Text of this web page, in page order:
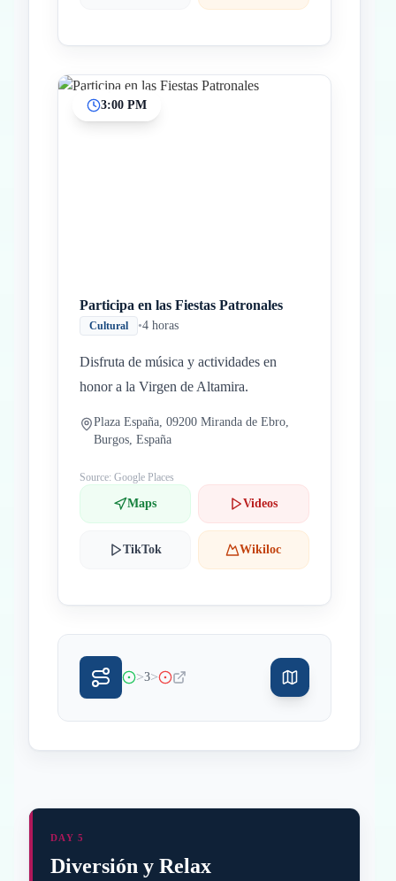
3:00 PM
Participa en las Fiestas Patronales
Cultural •4 horas
Disfruta de música y actividades en
honor a la Virgen de Altamira.
Plaza España, 09200 Miranda de Ebro,
Burgos, España
Source: Google Places
Maps Videos
TikTok Wikiloc
>3>
DAY 5
Diversión y Relax